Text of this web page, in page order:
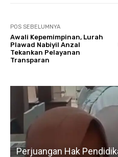
POS SEBELUMNYA
Awali Kepemimpinan, Lurah
Plawad Nabiyil Anzal
Tekankan Pelayanan
Transparan
Perjuangan Hak